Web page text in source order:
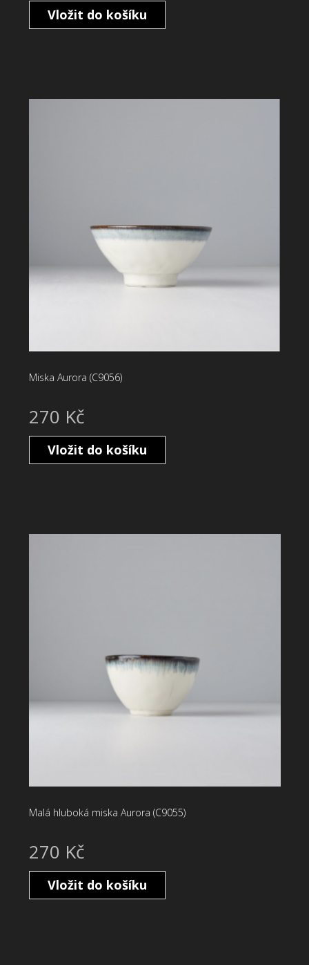
Vložit do košíku
Miska Aurora (C9056)
270 Kč
Vložit do košíku
Malá hluboká miska Aurora (C9055)
270 Kč
Vložit do košíku